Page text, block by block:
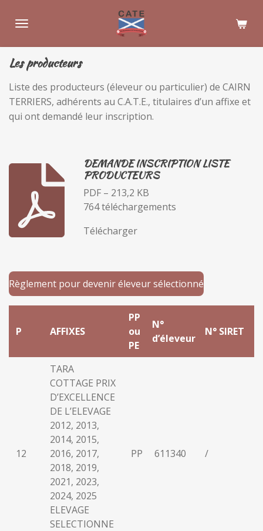
au
principal
Les producteurs
Liste des producteurs (éleveur ou particulier) de CAIRN
TERRIERS, adhérents au C.A.T.E., titulaires d’un affixe et
qui ont demandé leur inscription.
DEMANDE INSCRIPTION LISTE
PRODUCTEURS
PDF – 213,2 KB
764 téléchargements
Télécharger
Règlement pour devenir éleveur sélectionné
P AFFIXES
PP
ou
PE
N°
d’éleveur
N° SIRET
12
TARA
COTTAGE PRIX
D’EXCELLENCE
DE L’ELEVAGE
2012, 2013,
2014, 2015,
2016, 2017,
2018, 2019,
2021, 2023,
2024, 2025
ELEVAGE
SELECTIONNE
PP 611340 /